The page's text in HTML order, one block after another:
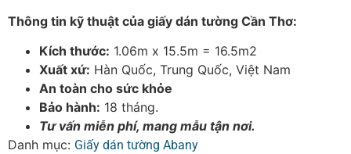
Thông tin kỹ thuật của giấy dán tường Cần Thơ:
Kích thước: 1.06m x 15.5m = 16.5m2
Xuất xứ: Hàn Quốc, Trung Quốc, Việt Nam
An toàn cho sức khỏe
Bảo hành: 18 tháng.
Tư vấn miễn phí, mang mẫu tận nơi.
Danh mục: Giấy dán tường Abany